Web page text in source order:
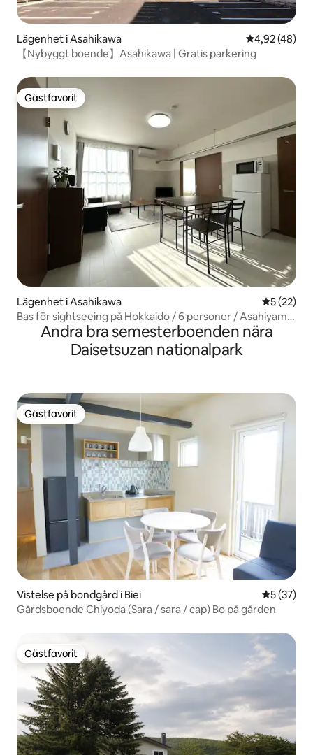
Lägenhet i Asahikawa 4,92 av 5 i
4,92 (48)
【Nybyggt boende】Asahikawa | Gratis parkering
Gästfavorit
Gästfavorit
Lägenhet i Asahikawa 5 av 5 i
5 (22)
Bas för sightseeing på Hokkaido / 6 personer / Asahiyama
Zoo 15 minuter / Asahikawa Medical University 10 minuter
/ Gratis parkering / Luftkonditionering / 02
Andra bra semesterboenden nära
Daisetsuzan nationalpark
Gästfavorit
Gästfavorit
Vistelse på bondgård i Biei 5 av 5 i
5 (37)
Gårdsboende Chiyoda (Sara / sara / сар) Bo på gården
Gästfavorit
Gästfavorit